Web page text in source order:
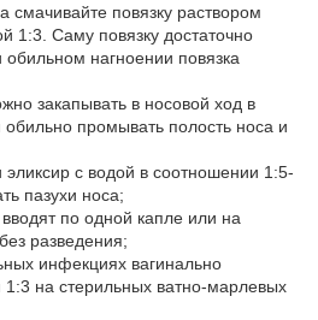
смачивайте повязку раствором
1:3. Саму повязку достаточно
обильном нагноении повязка
закапывать в носовой ход в
промывать полость носа и
эликсир с водой в соотношении 1:5-
пазухи носа;
по одной капле или на
разведения;
инфекциях вагинально
на стерильных ватно-марлевых